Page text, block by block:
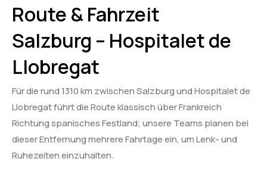
Route & Fahrzeit
Salzburg – Hospitalet de
Llobregat
Für die rund 1310 km zwischen Salzburg und Hospitalet de
Llobregat führt die Route klassisch über Frankreich
Richtung spanisches Festland; unsere Teams planen bei
dieser Entfernung mehrere Fahrtage ein, um Lenk- und
Ruhezeiten einzuhalten.